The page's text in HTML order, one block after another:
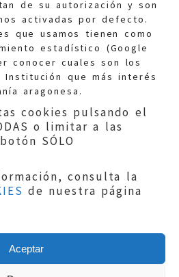
de su autorización y son
activadas por defecto.
que usamos tienen como
estadístico (Google
conocer cuales son los
que más interés
aragonesa.
cookies pulsando el
o limitar a las
SÓLO
consulta la
de nuestra página
Aceptar
general:
210 210/
de privacidad|
El Justicia de Aragón|